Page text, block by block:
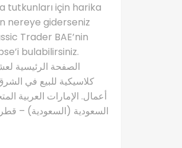
tutkunları için harika
nereye giderseniz
Trader BAE’nin
bulabilirsiniz.
كلاسيكية للبيع في
أعمال. الإمارات العربية
السعودية (السعودية) –